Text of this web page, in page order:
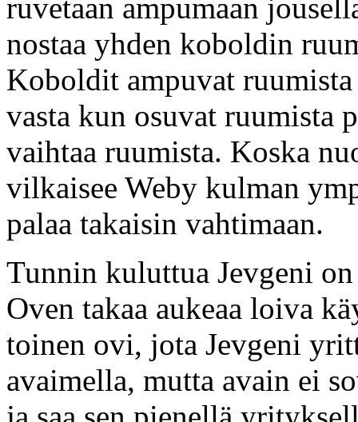
ruvetaan ampumaan
nostaa yhden koboldin
Koboldit ampuvat
vasta kun osuvat ruumista
vaihtaa ruumista. Koska
vilkaisee Weby kulman
palaa takaisin vahtimaan.
Tunnin kuluttua Jevgeni
Oven takaa aukeaa loiva
toinen ovi, jota Jevgeni
avaimella, mutta avain ei